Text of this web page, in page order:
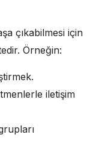
çıkabilmesi için
Örneğin:
iletişim